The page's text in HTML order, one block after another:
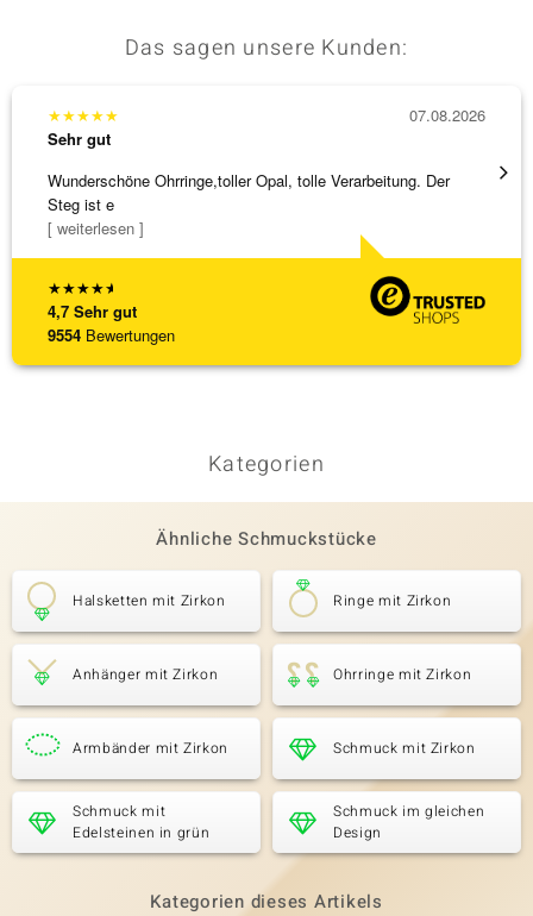
Das sagen unsere Kunden:
★★★★★
4,7 Sehr gut
9554 Bewertungen
★★★★★
Sehr gut
Wunderschöne Ohrringe,toller Opal, tolle Verarbeitung. Der
Steg ist e
[ weiterlesen ]
07.08.2026
Alles
Kategorien
Ähnliche Schmuckstücke
Halsketten mit Zirkon Ringe mit Zirkon
Anhänger mit Zirkon Ohrringe mit Zirkon
Armbänder mit Zirkon Schmuck mit Zirkon
Schmuck mit
Edelsteinen in grün
Schmuck im gleichen
Design
Kategorien dieses Artikels